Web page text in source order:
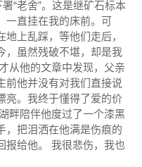
“老舍”。这是继矿石标本
一直挂在我的床前。可
上乱踩，等他们走后，
，虽然残破不堪，却是我
从他的文章中发现，父亲
前他并没有对我们直接说
亮。我终于懂得了爱的价
畔陪伴他度过了一个漆黑
，把泪洒在他满是伤痕的
报给他。 我很悲伤，我也